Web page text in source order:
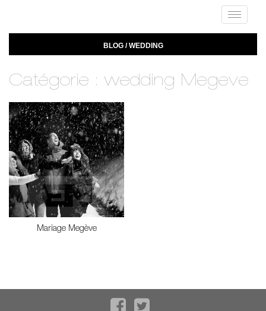
Toggle
BLOG / WEDDING
Catégorie : wedding Megeve
Mariage Megève